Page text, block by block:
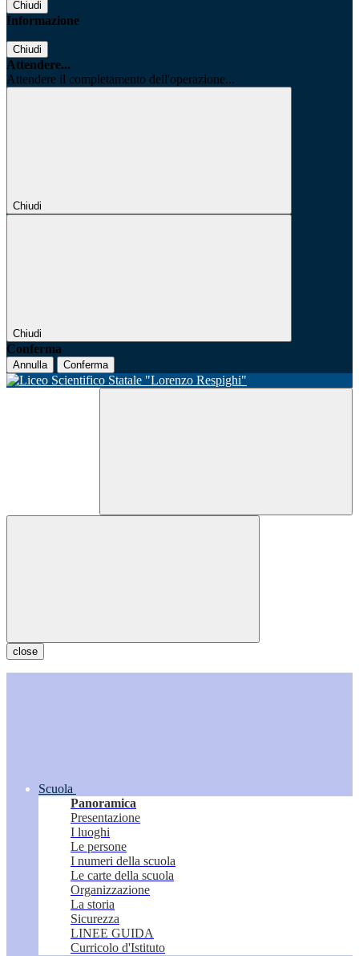
Chiudi
Informazione
Chiudi
Attendere...
Attendere il completamento dell'operazione...
Chiudi
Chiudi
Conferma
Annulla Conferma
close
Scuola
Panoramica
Presentazione
I luoghi
Le persone
I numeri della scuola
Le carte della scuola
Organizzazione
La storia
Sicurezza
LINEE GUIDA
Curricolo d'Istituto